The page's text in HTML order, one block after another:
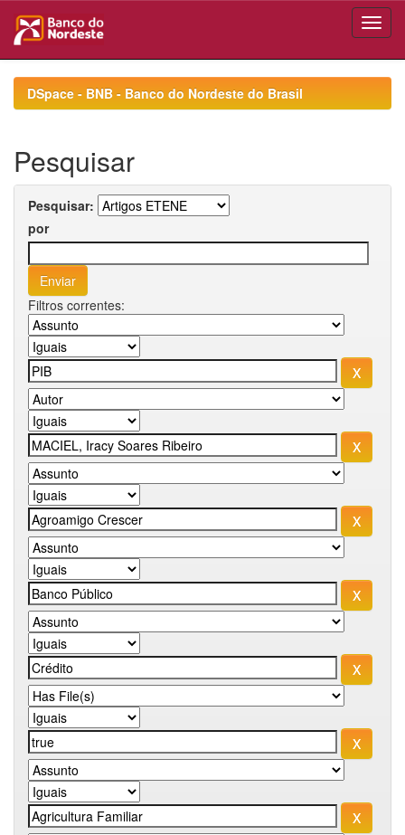
navigationDSpace - BNB - Banco do Nordeste do Brasil
Pesquisar
Pesquisar:
por
Filtros correntes: